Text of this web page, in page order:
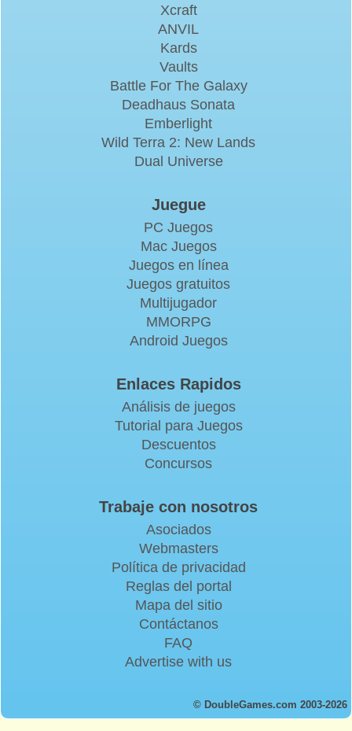
Xcraft
ANVIL
Kards
Vaults
Battle For The Galaxy
Deadhaus Sonata
Emberlight
Wild Terra 2: New Lands
Dual Universe
Juegue
PC Juegos
Mac Juegos
Juegos en línea
Juegos gratuitos
Multijugador
MMORPG
Android Juegos
Enlaces Rapidos
Análisis de juegos
Tutorial para Juegos
Descuentos
Concursos
Trabaje con nosotros
Asociados
Webmasters
Política de privacidad
Reglas del portal
Mapa del sitio
Contáctanos
FAQ
Advertise with us
© DoubleGames.com 2003-2026